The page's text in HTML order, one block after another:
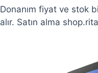
Donanım fiyat ve stok
alır. Satın alma